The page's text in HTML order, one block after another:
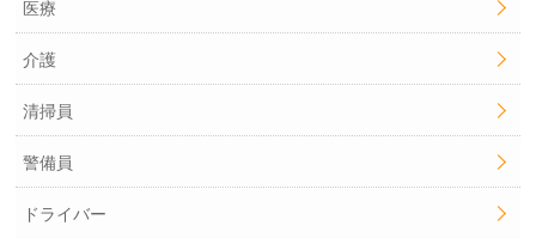
医療
介護
清掃員
警備員
ドライバー